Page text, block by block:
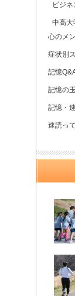
ビジ
中高大
心のメ
症状別
記憶
記憶の
記憶・
速読っ